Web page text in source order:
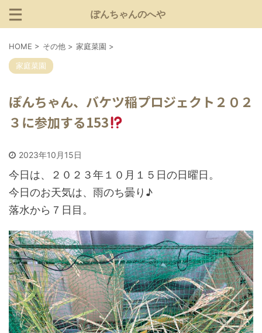
ぽんちゃんのへや
HOME > その他 > 家庭菜園 >
家庭菜園
ぽんちゃん、バケツ稲プロジェクト２０２
３に参加する153
2023年10月15日
今日は、２０２３年１０月１５日の日曜日。
今日のお天気は、雨のち曇り♪
落水から７日目。